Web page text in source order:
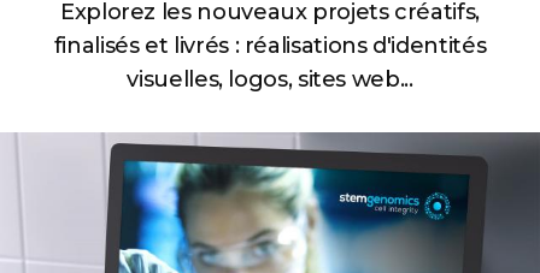
Explorez les nouveaux projets créatifs,
finalisés et livrés :réalisations d'identités
visuelles, logos, sites web...